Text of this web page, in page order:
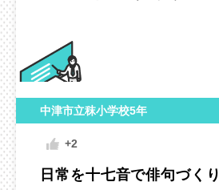
中津市立秣小学校5年
+2
日常を十七音で俳句づくり